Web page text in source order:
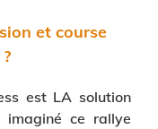
et course
est LA solution
imaginé ce rallye